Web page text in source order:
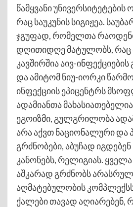
წამყვანი უნივერსიტეტების
რაც საუკუნის სიგიჟეა.
ჯგუფად, რომელთა
დღითიდღე მატულობს, რაც
კავშირშია აივ-
და ამიტომ ნიუ-იორკი
ინფექციის ეპიცენტრს
ადამიანთა
ეგოიზმი, გულგრილობა
არა აქვთ ნაციონალური
გრძნობები, აბუჩად
კანონებს, რელიგიას.
აშკარად გრძნობს
აღმატებულობის
ქალები თავად აღიარებენ,